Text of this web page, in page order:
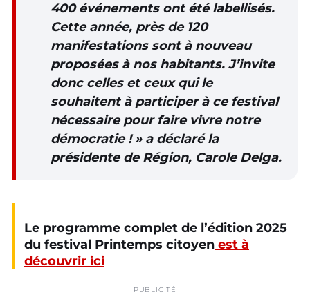
400 événements ont été labellisés.
Cette année, près de 120
manifestations sont à nouveau
proposées à nos habitants. J’invite
donc celles et ceux qui le
souhaitent à participer à ce festival
nécessaire pour faire vivre notre
démocratie !» a déclaré la
présidente de Région, Carole Delga.
Le programme complet de l’édition 2025
du festival Printemps citoyen est à
découvrir ici
PUBLICITÉ